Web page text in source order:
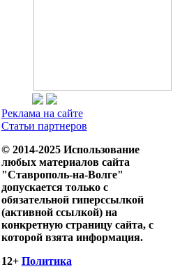
Реклама на сайте
Статьи партнеров
© 2014-2025 Использование
любых материалов сайта
"Ставрополь-на-Волге"
допускается только с
обязательной гиперссылкой
(активной ссылкой) на
конкретную страницу сайта, с
которой взята информация.
12+ Политика